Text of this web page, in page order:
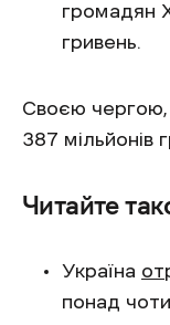
громадян
гривень.
Своєю
387 мільйонів
Читайте
Україна
понад